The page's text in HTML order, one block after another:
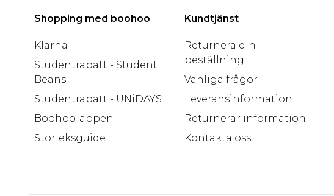
Shopping med boohoo
Klarna
Studentrabatt - Student
Beans
Studentrabatt - UNiDAYS
Boohoo-appen
Storleksguide
Kundtjänst
Returnera din
beställning
Vanliga frågor
Leveransinformation
Returnerar information
Kontakta oss